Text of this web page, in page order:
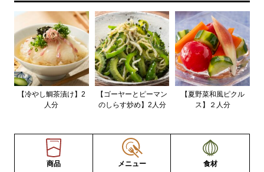
【冷やし鯛茶漬け】2
人分
【ゴーヤーとピーマン
のしらす炒め】2人分
【夏野菜和風ピクル
ス】２人分
商品 メニュー 食材